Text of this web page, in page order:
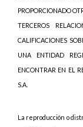
PROPORCIONADO
TERCEROS
CALIFICACIONES
UNA ENTIDAD
ENCONTRAR EN EL
S.A.
La reproducción o